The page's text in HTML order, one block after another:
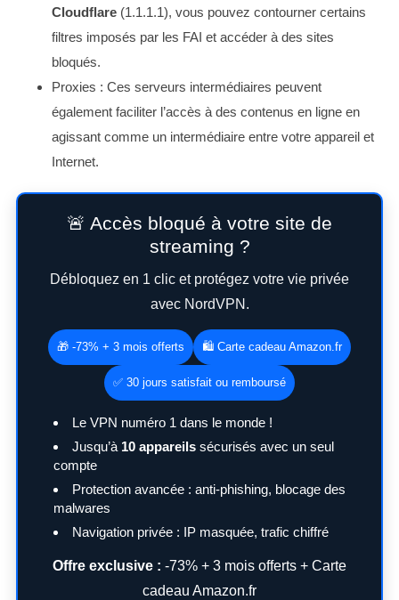
Cloudflare(1.1.1.1), vous pouvez contourner certains
filtres imposés par les FAI et accéder à des sites
bloqués.
Proxies : Ces serveurs intermédiaires peuvent
également faciliter l’accès à des contenus en ligne en
agissant comme un intermédiaire entre votre appareil et
Internet.
🚨 Accès bloqué à votre site de
streaming ?
Débloquez en 1 clic et protégez votre vie privée
avec NordVPN.
🎁 -73% + 3 mois offerts 🛍️ Carte cadeau Amazon.fr
✅ 30 jours satisfait ou remboursé
Le VPN numéro 1 dans le monde !
Jusqu’à 10 appareilssécurisés avec un seul
compte
Protection avancée : anti-phishing, blocage des
malwares
Navigation privée : IP masquée, trafic chiffré
Offre exclusive : -73% + 3 mois offerts + Carte
cadeau Amazon.fr